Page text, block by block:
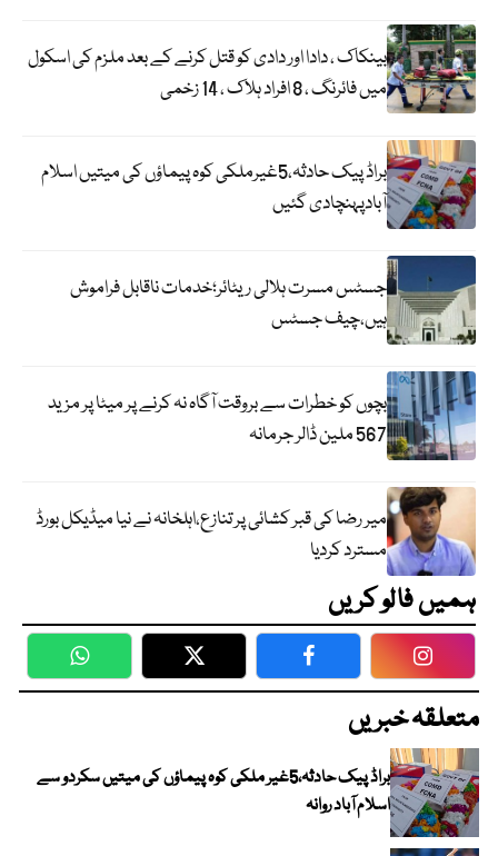
بینکاک ، دادا اور دادی کو قتل کرنے کے بعد ملزم کی اسکول
میں فائرنگ ، 8 افراد ہلاک ، 14 زخمی
براڈ پیک حادثہ،5غیرملکی کوہ پیماؤں کی میتیں اسلام
آبادپہنچادی گئیں
جسٹس مسرت ہلالی ریٹائر؛خدمات ناقابل فراموش
ہیں،چیف جسٹس
بچوں کو خطرات سے بروقت آگاہ نہ کرنے پر میٹا پر مزید
567 ملین ڈالر جرمانہ
میر رضا کی قبر کشائی پر تنازع،اہلخانہ نے نیا میڈیکل بورڈ
مسترد کردیا
ہمیں فالو کریں
WhatsApp Twitter Facebook
متعلقہ خبریں
براڈ پیک حادثہ،5غیر ملکی کوہ پیماؤں کی میتیں سکردو سے
اسلام آباد روانہ